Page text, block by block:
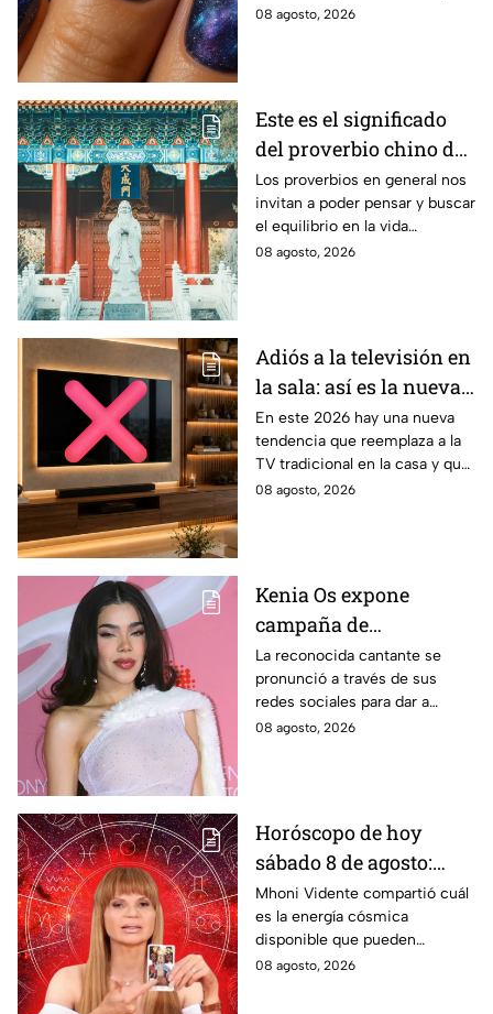
manera.
08 agosto, 2026
Este es el significado
del proverbio chino de
Confucio: "Compro
arroz para vivir y flores
para tener algo por lo
que vivir"
Los proverbios en general nos
invitan a poder pensar y buscar
el equilibrio en la vida
cotidiana.
08 agosto, 2026
Adiós a la televisión en
la sala: así es la nueva
tendencia que
conquista los hogares
En este 2026 hay una nueva
tendencia que reemplaza a la
TV tradicional en la casa y que
tiene más pulgadas, lo que
08 agosto, 2026
Kenia Os expone
campaña de
desprestigio en su
contra y señala qué
acciones tomará: "Voy a
defender mi trabajo"
La reconocida cantante se
pronunció a través de sus
redes sociales para dar a
conocer una campaña de la
08 agosto, 2026
Horóscopo de hoy
sábado 8 de agosto:
estas son las
predicciones de Mhoni
Vidente
Mhoni Vidente compartió cuál
es la energía cósmica
disponible que pueden
aprovechar las personas de los
08 agosto, 2026